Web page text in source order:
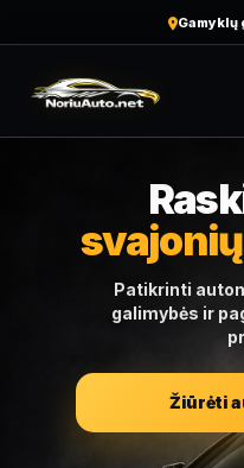
Gamyklų
Patikrinti
galimybės ir
Žiūrėti